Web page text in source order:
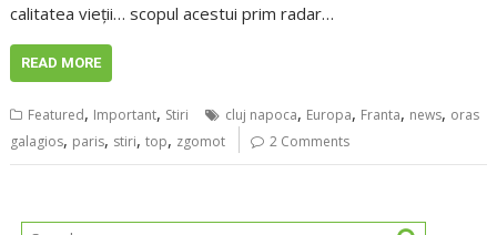
calitatea vieţii… scopul acestui prim radar…
READ MORE
Featured, Important, Stiri cluj napoca, Europa, Franta, news, oras
galagios, paris, stiri,top, zgomot 2 Comments